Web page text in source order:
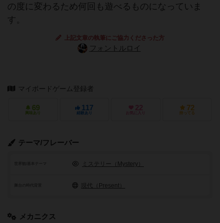
の度に変わるため何回も遊べるものになっていま
す。
上記文章の執筆にご協力くださった方
フォントルロイ
マイボードゲーム登録者
69
興味あり
117
経験あり
22
お気に入り
72
持ってる
テーマ/フレーバー
世界観/基本テーマ ミステリー（Mystery）
舞台の時代背景 現代（Present）
メカニクス